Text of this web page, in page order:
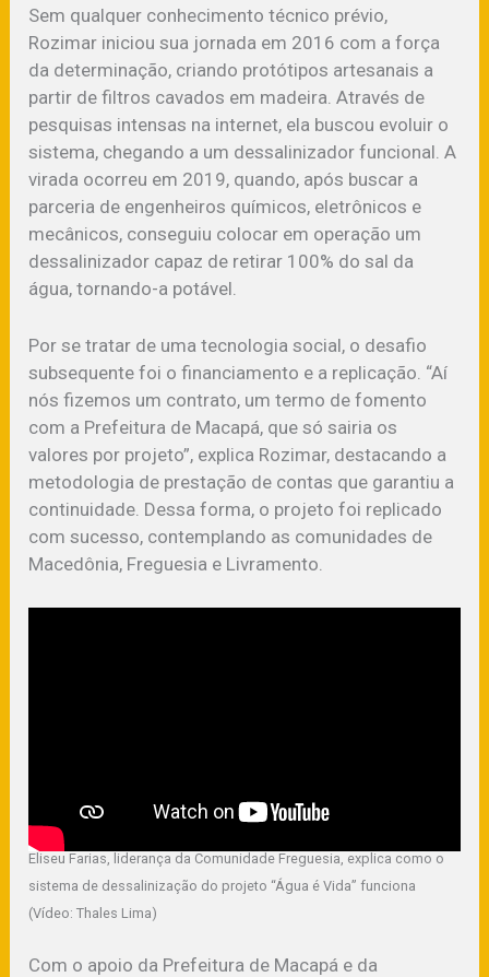
Sem qualquer conhecimento técnico prévio,
Rozimar iniciou sua jornada em 2016 com a força
da determinação, criando protótipos artesanais a
partir de filtros cavados em madeira. Através de
pesquisas intensas na internet, ela buscou evoluir o
sistema, chegando a um dessalinizador funcional. A
virada ocorreu em 2019, quando, após buscar a
parceria de engenheiros químicos, eletrônicos e
mecânicos, conseguiu colocar em operação um
dessalinizador capaz de retirar 100% do sal da
água, tornando-a potável.
Por se tratar de uma tecnologia social, o desafio
subsequente foi o financiamento e a replicação. “Aí
nós fizemos um contrato, um termo de fomento
com a Prefeitura de Macapá, que só sairia os
valores por projeto”, explica Rozimar, destacando a
metodologia de prestação de contas que garantiu a
continuidade. Dessa forma, o projeto foi replicado
com sucesso, contemplando as comunidades de
Macedônia, Freguesia e Livramento.
Eliseu Farias, liderança da Comunidade Freguesia, explica como o
sistema de dessalinização do projeto “Água é Vida” funciona
(Vídeo: Thales Lima)
Com o apoio da Prefeitura de Macapá e da